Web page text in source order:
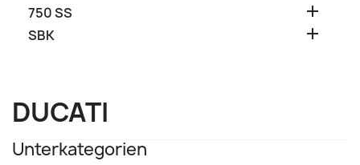
750 SS

SBK 
DUCATI
Unterkategorien